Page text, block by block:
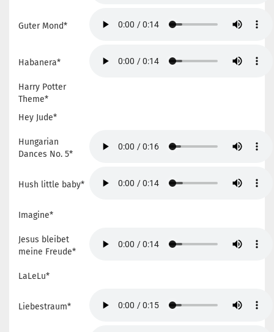
Guter Mond*
Habanera*
Harry Potter
Theme*
Hey Jude*
Hungarian
Dances No. 5*
Hush little baby*
Imagine*
Jesus bleibet
meine Freude*
LaLeLu*
Liebestraum*